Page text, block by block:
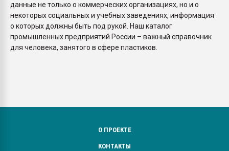
данные не только о коммерческих организациях, но и о
некоторых социальных и учебных заведениях, информация
о которых должны быть под рукой. Наш каталог
промышленных предприятий России – важный справочник
для человека, занятого в сфере пластиков.
О ПРОЕКТЕ
КОНТАКТЫ